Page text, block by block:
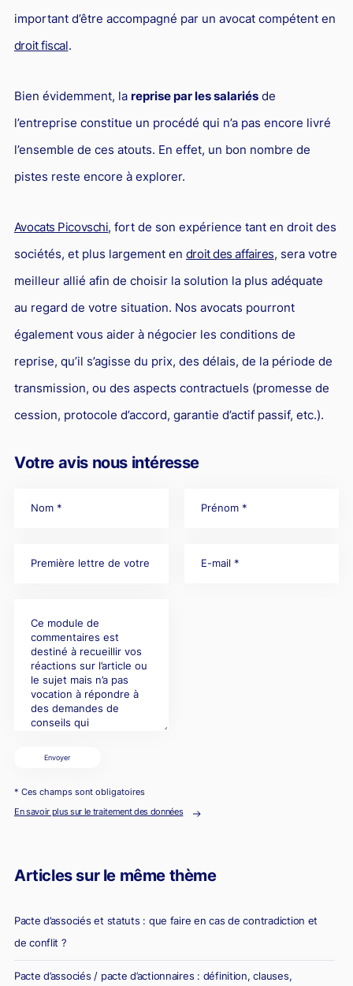
important d’être accompagné par un avocat compétent en
droit fiscal.
Bien évidemment, la reprise par les salariésde
l’entreprise constitue un procédé qui n’a pas encore livré
l’ensemble de ces atouts. En effet, un bon nombre de
pistes reste encore à explorer.
Avocats Picovschi, fort de son expérience tant en droit des
sociétés, et plus largement en droit des affaires, sera votre
meilleur allié afin de choisir la solution la plus adéquate
au regard de votre situation. Nos avocats pourront
également vous aider à négocier les conditions de
reprise, qu’il s’agisse du prix, des délais, de la période de
transmission, ou des aspects contractuels (promesse de
cession, protocole d’accord, garantie d’actif passif, etc.).
Votre avis nous intéresse
Envoyer
* Ces champs sont obligatoires
En savoir plus sur le traitement des données
Articles sur le même thème
Pacte d’associés et statuts : que faire en cas de contradiction et
de conflit ?
Pacte d’associés / pacte d’actionnaires : définition, clauses,